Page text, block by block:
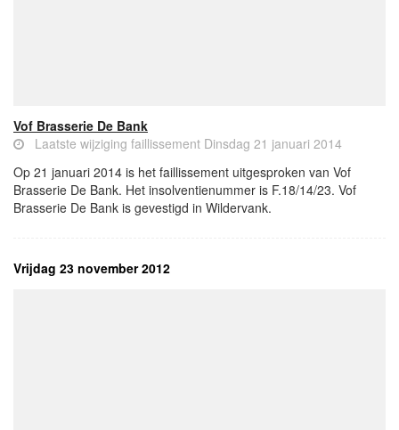
Vof Brasserie De Bank
Laatste wijziging faillissement Dinsdag 21 januari 2014
Op 21 januari 2014 is het faillissement uitgesproken van Vof
Brasserie De Bank. Het insolventienummer is F.18/14/23. Vof
Brasserie De Bank is gevestigd in Wildervank.
Vrijdag 23 november 2012